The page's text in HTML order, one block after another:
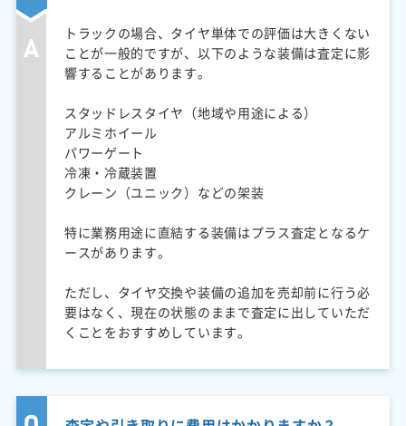
トラックの場合、タイヤ単体での評価は大きくない
ことが一般的ですが、以下のような装備は査定に影
響することがあります。
スタッドレスタイヤ（地域や用途による）
アルミホイール
パワーゲート
冷凍・冷蔵装置
クレーン（ユニック）などの架装
特に業務用途に直結する装備はプラス査定となるケ
ースがあります。
ただし、タイヤ交換や装備の追加を売却前に行う必
要はなく、現在の状態のままで査定に出していただ
くことをおすすめしています。